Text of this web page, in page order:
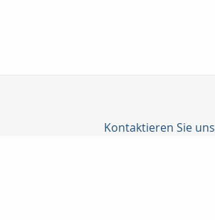
Kontaktieren Sie uns